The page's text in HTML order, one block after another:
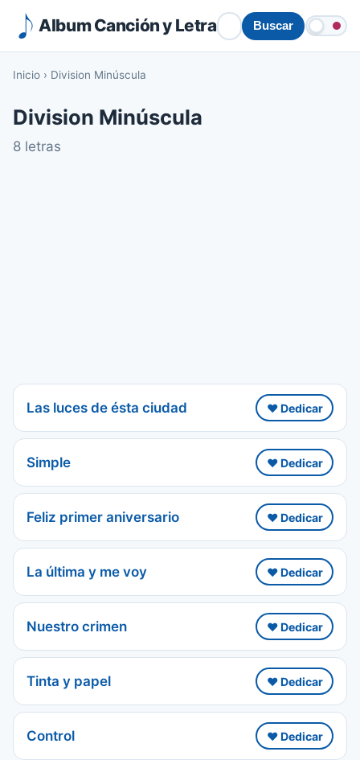
Album Canción y Letra Buscar
Inicio › Division Minúscula
Division Minúscula
8 letras
Las luces de ésta ciudad ❤️ Dedicar
Simple ❤️ Dedicar
Feliz primer aniversario ❤️ Dedicar
La última y me voy ❤️ Dedicar
Nuestro crimen ❤️ Dedicar
Tinta y papel ❤️ Dedicar
Control ❤️ Dedicar